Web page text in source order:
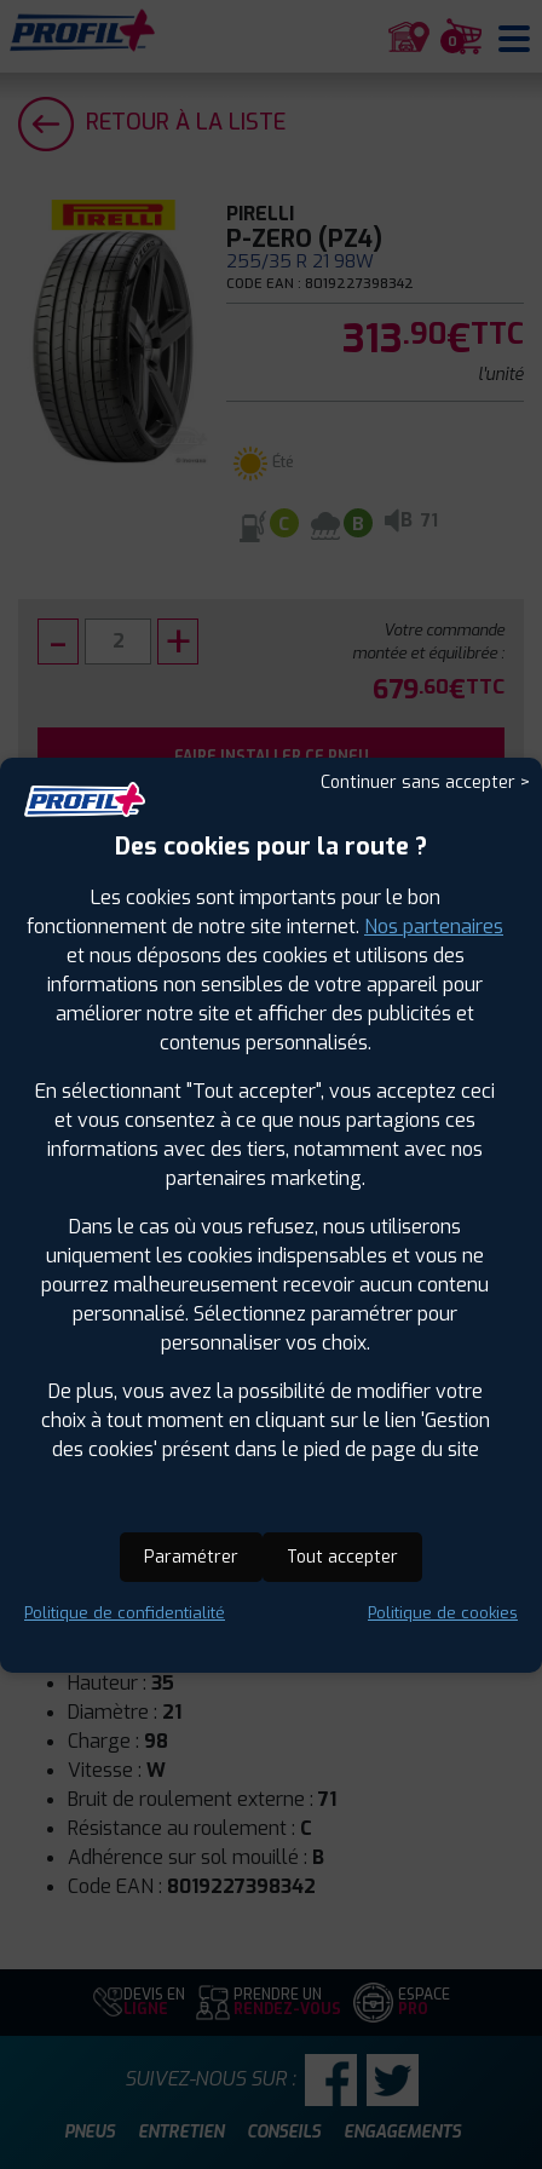
0
RETOUR À LA LISTE
PIRELLI
P-ZERO (PZ4)
255/35 R 21 98W
CODE EAN : 8019227398342
313.90€TTC
l'unité
Été
C B B 71
Votre commande
montée et équilibrée :
679.60€TTC
FAIRE INSTALLER CE PNEU
Sous réserve de disponibilité en agence
SPÉCIFICATIONS AVIS CLIENTS ÉTIQUETAGE
Étiquetage
Runflat :Non
Hauteur : 35
Diamètre : 21
Charge : 98
Vitesse : W
Bruit de roulement externe : 71
Résistance au roulement : C
Adhérence sur sol mouillé : B
Code EAN : 8019227398342
DEVIS EN
LIGNE
PRENDRE UN
RENDEZ-VOUS
ESPACE
PRO
PNEUS ENTRETIEN CONSEILS ENGAGEMENTS
SUIVEZ-NOUS SUR :
Continuer sans accepter >
Des cookies pour la route ?
Les cookies sont importants pour le bon
fonctionnement de notre site internet. Nos partenaires
et nous déposons des cookies et utilisons des
informations non sensibles de votre appareil pour
améliorer notre site et afficher des publicités et
contenus personnalisés.
En sélectionnant "Tout accepter", vous acceptez ceci
et vous consentez à ce que nous partagions ces
informations avec des tiers, notamment avec nos
partenaires marketing.
Dans le cas où vous refusez, nous utiliserons
uniquement les cookies indispensables et vous ne
pourrez malheureusement recevoir aucun contenu
personnalisé. Sélectionnez paramétrer pour
personnaliser vos choix.
De plus, vous avez la possibilité de modifier votre
choix à tout moment en cliquant sur le lien 'Gestion
des cookies' présent dans le pied de page du site
Paramétrer Tout accepter
Politique de confidentialité Politique de cookies